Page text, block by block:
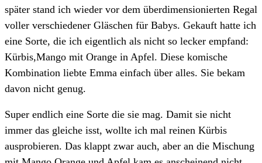
später stand ich wieder vor dem überdimensionierten Regal
voller verschiedener Gläschen für Babys. Gekauft hatte ich
eine Sorte, die ich eigentlich als nicht so lecker empfand:
Kürbis,Mango mit Orange in Apfel. Diese komische
Kombination liebte Emma einfach über alles. Sie bekam
davon nicht genug.
Super endlich eine Sorte die sie mag. Damit sie nicht
immer das gleiche isst, wollte ich mal reinen Kürbis
ausprobieren. Das klappt zwar auch, aber an die Mischung